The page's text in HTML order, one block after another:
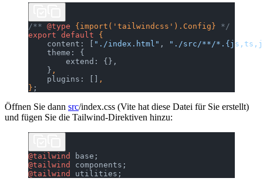
/** @type {import('tailwindcss').Config} */
export default {
    content: [
"./index.html" ,
"./src/**/
    theme: {
        extend: {},
    }
,
    plugins: []
,
} ;
Öffnen Sie dann src/index.css (Vite hat diese Datei für Sie erstellt)
und fügen Sie die Tailwind-Direktiven hinzu:
@tailwind
base;
@tailwind
components;
@tailwind
utilities;